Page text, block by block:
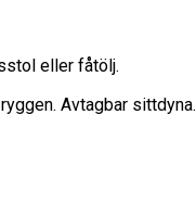
eller fåtölj.
Avtagbar sittdyna.